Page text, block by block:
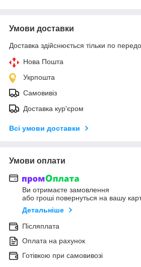
Умови доставки
Доставка здійснюється тільки по
Нова Пошта
Укрпошта
Самовивіз
Доставка кур'єром
Всі умови доставки
Умови оплати
Ви отримаєте замовлення
або гроші повернуться на вашу
Детальніше
Післяплата
Оплата на рахунок
Готівкою при самовивозі